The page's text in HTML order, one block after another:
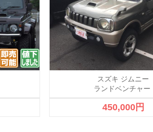
スズキ ジムニー
ランドベンチャー
450,000円